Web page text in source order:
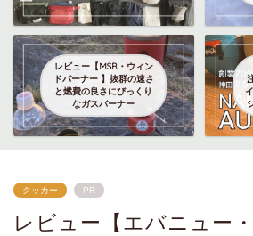
レビュー【MSR・ウィン
ドバーナー 】抜群の速さ
と燃費の良さにびっくり
なガスバーナー
クッカー PR
レビュー【エバニュー